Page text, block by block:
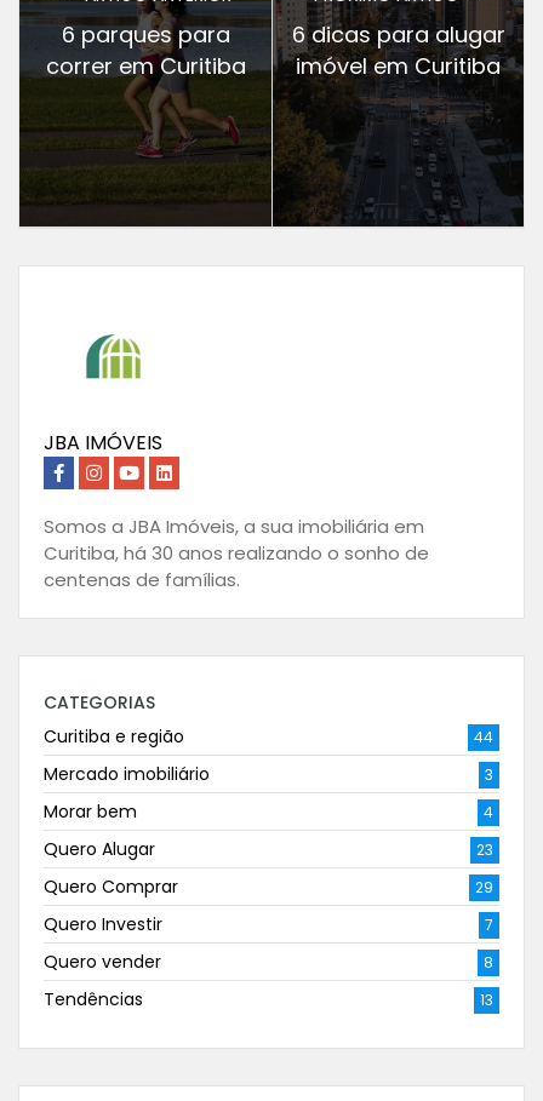
6 parques para
correr em Curitiba
6 dicas para alugar
imóvel em Curitiba
JBA IMÓVEIS
Somos a JBA Imóveis, a sua imobiliária em
Curitiba, há 30 anos realizando o sonho de
centenas de famílias.
CATEGORIAS
Curitiba e região
44
Mercado imobiliário 3
Morar bem 4
Quero Alugar 23
Quero Comprar 29
Quero Investir 7
Quero vender 8
Tendências 13